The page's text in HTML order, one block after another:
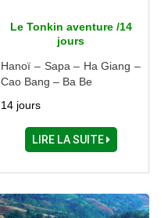
Le Tonkin aventure /14
jours
Hanoï – Sapa – Ha Giang –
Cao Bang – Ba Be
14 jours
LIRE LA SUITE